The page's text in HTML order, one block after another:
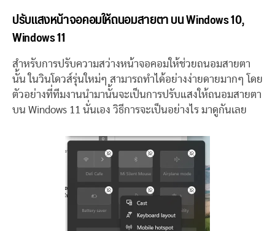
ปรับแสงหน้าจอคอมให้ถนอมสายตา บน Windows 10,
Windows 11
สำหรับการปรับความสว่างหน้าจอคอมให้ช่วยถนอมสายตา
นั้น ในวินโดวส์รุ่นใหม่ๆ สามารถทำได้อย่างง่ายดายมากๆ โดย
ตัวอย่างที่ทีมงานนำมานั้นจะเป็นการปรับแสงให้ถนอมสายตา
บน Windows 11 นั่นเอง วิธีการจะเป็นอย่างไร มาดูกันเลย